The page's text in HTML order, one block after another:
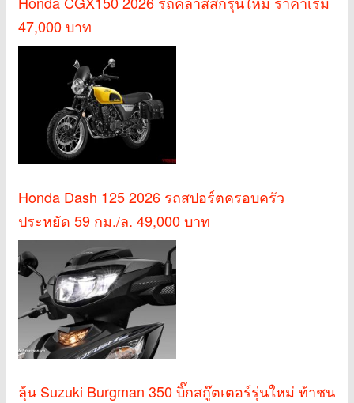
47,000 บาท
Honda Dash 125 2026 รถสปอร์ตครอบครัว
ประหยัด 59 กม./ล. 49,000 บาท
ลุ้น Suzuki Burgman 350 บิ๊กสกู๊ตเตอร์รุ่นใหม่ ท้าชน